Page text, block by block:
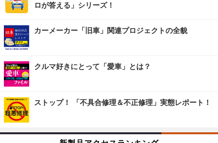
ロが答える」シリーズ！
カーメーカー「旧車」関連プロジェクトの全貌
クルマ好きにとって「愛車」とは？
ストップ！ 「不具合修理＆不正修理」実態レポート！